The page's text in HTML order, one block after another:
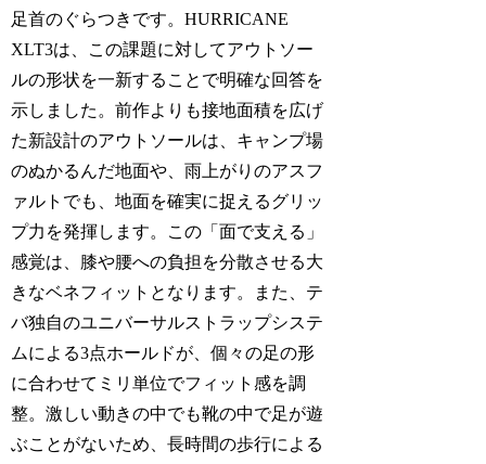
足首のぐらつきです。HURRICANE
XLT3は、この課題に対してアウトソー
ルの形状を一新することで明確な回答を
示しました。前作よりも接地面積を広げ
た新設計のアウトソールは、キャンプ場
のぬかるんだ地面や、雨上がりのアスフ
ァルトでも、地面を確実に捉えるグリッ
プ力を発揮します。この「面で支える」
感覚は、膝や腰への負担を分散させる大
きなベネフィットとなります。また、テ
バ独自のユニバーサルストラップシステ
ムによる3点ホールドが、個々の足の形
に合わせてミリ単位でフィット感を調
整。激しい動きの中でも靴の中で足が遊
ぶことがないため、長時間の歩行による